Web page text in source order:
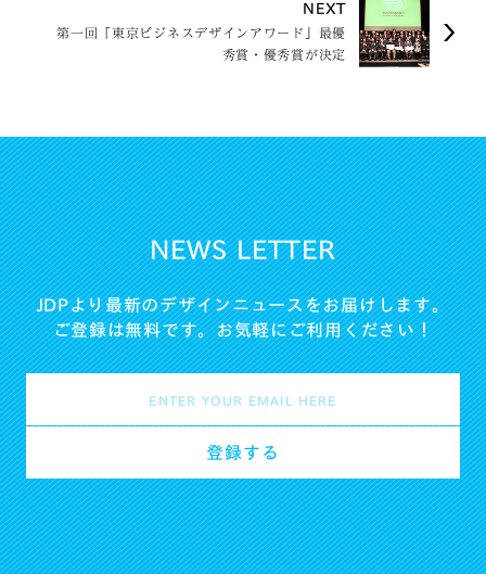
NEXT
第一回「東京ビジネスデザインアワード」最優
秀賞・優秀賞が決定
NEWS LETTER
JDPより最新のデザインニュースをお届けします。
ご登録は無料です。お気軽にご利用ください！